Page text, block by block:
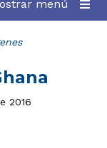
menú
2016